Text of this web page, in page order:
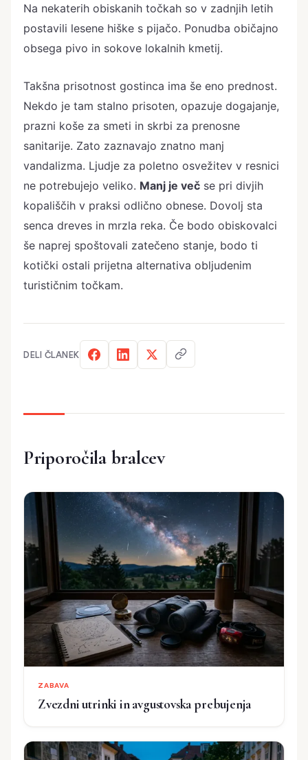
Na nekaterih obiskanih točkah so v zadnjih letih
postavili lesene hiške s pijačo. Ponudba običajno
obsega pivo in sokove lokalnih kmetij.
Takšna prisotnost gostinca ima še eno prednost.
Nekdo je tam stalno prisoten, opazuje dogajanje,
prazni koše za smeti in skrbi za prenosne
sanitarije. Zato zaznavajo znatno manj
vandalizma. Ljudje za poletno osvežitev v resnici
ne potrebujejo veliko. Manj je več se pri divjih
kopališčih v praksi odlično obnese. Dovolj sta
senca dreves in mrzla reka. Če bodo obiskovalci
še naprej spoštovali zatečeno stanje, bodo ti
kotički ostali prijetna alternativa obljudenim
turističnim točkam.
DELI ČLANEK
Priporočila bralcev
ZABAVA
Zvezdni utrinki in avgustovska prebujenja